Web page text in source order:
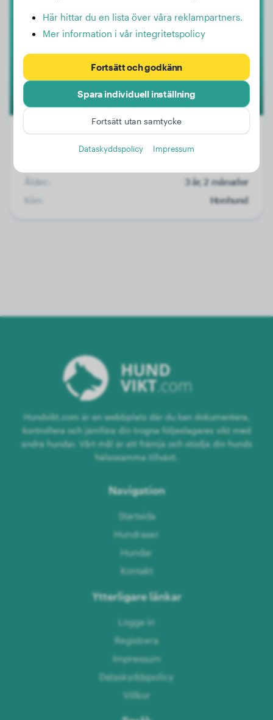
Luna
Ålder:
3 år, 2 månader
Kön:
Honhund
Hundvikt.com är en webbplats där du kan dokumentera,
kontrollera och jämföra din trogna följeslagares vikt med
andra hundar. Vårt mål är att främja och stödja din hunds
hälsosamma tillväxt.
Navigation
Startsida
Hundraser
Hundar
Kontakt
Ytterligare länkar
Logga in
Registrera
Impressum
Dataskyddspolicy
Villkor
Här hittar du en lista över våra reklampartners.
Mer information i vår integritetspolicy
Fortsätt och godkänn
Spara individuell inställning
Fortsätt utan samtycke
Dataskyddspolicy Impressum